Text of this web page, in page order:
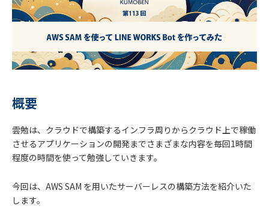
概要
雲勉は、クラウドで構築するインフラ周りからクラウド上で稼働
させるアプリケーションの開発までさまざまな内容を毎回1時間
程度の時間を使って勉強していきます。
今回は、AWS SAM を用いたサーバーレスの構築方法を紹介いた
します。